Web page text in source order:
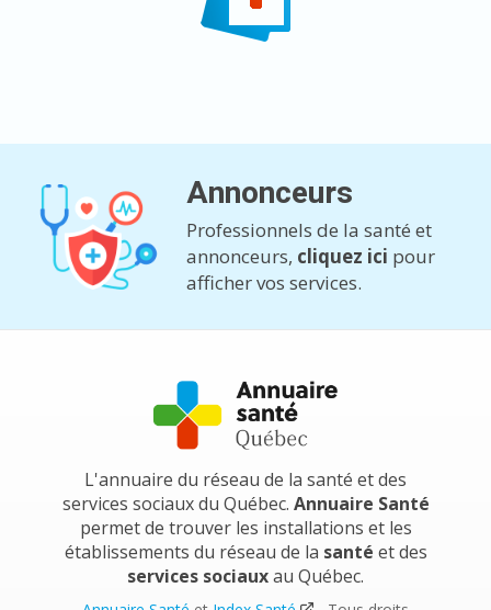
Annonceurs
Professionnels de la santé et
annonceurs, cliquez ici pour
afficher vos services.
L'annuaire du réseau de la santé et des
services sociaux du Québec. Annuaire Santé
permet de trouver les installations et les
établissements du réseau de la santé et des
services sociauxau Québec.